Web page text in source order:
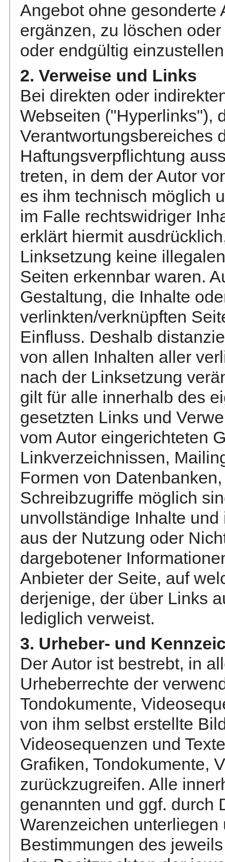
Angebot ohne gesonderte
ergänzen, zu löschen
oder endgültig
2. Verweise und Links
Bei direkten oder
Webseiten ("Hyperlinks"),
Verantwortungsbereiches
Haftungsverpflichtung
treten, in dem der Autor
es ihm technisch möglich
im Falle rechtswidriger
erklärt hiermit
Linksetzung keine
Seiten erkennbar waren.
Gestaltung, die Inhalte
verlinkten/verknüpften
Einfluss. Deshalb
von allen Inhalten aller
nach der Linksetzung
gilt für alle innerhalb des
gesetzten Links und
vom Autor eingerichteten
Linkverzeichnissen,
Formen von
Schreibzugriffe möglich
unvollständige Inhalte
aus der Nutzung oder
dargebotener
Anbieter der Seite, auf
derjenige, der über Links
lediglich verweist.
3. Urheber- und
Der Autor ist bestrebt, in
Urheberrechte der
Tondokumente,
von ihm selbst erstellte
Videosequenzen und
Grafiken, Tondokumente,
zurückzugreifen. Alle
genannten und ggf. durch
Warenzeichen
Bestimmungen des